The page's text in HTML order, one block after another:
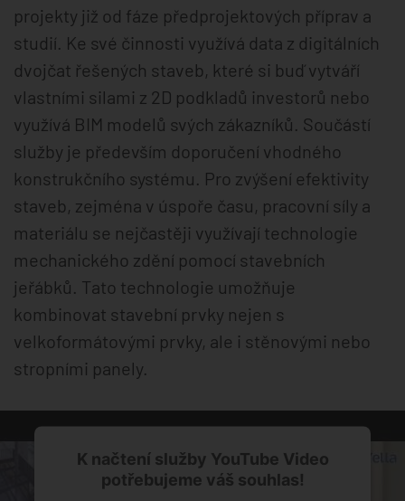
projekty již od fáze předprojektových příprav a
studií. Ke své činnosti využívá data z digitálních
dvojčat řešených staveb, které si buď vytváří
vlastními silami z 2D podkladů investorů nebo
využívá BIM modelů svých zákazníků. Součástí
služby je především doporučení vhodného
konstrukčního systému. Pro zvýšení efektivity
staveb, zejména v úspoře času, pracovní síly a
materiálu se nejčastěji využívají technologie
mechanického zdění pomocí stavebních
jeřábků. Tato technologie umožňuje
kombinovat stavební prvky nejen s
velkoformátovými prvky, ale i stěnovými nebo
stropními panely.
K načtení služby YouTube Video
potřebujeme váš souhlas!